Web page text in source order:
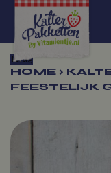
Terug
HOME ›
FEESTELIJK